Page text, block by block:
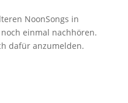
NoonSongs in
einmal nachhören.
dafür anzumelden.